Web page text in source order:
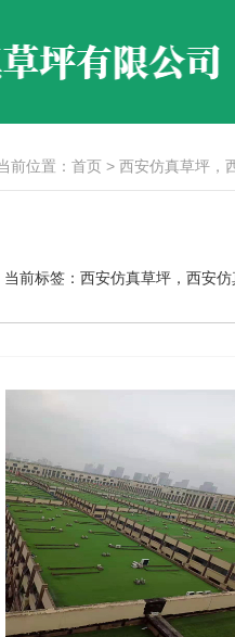
前位置： 首页 > 西安仿真草坪，
当前标签： 西安仿真草坪，西安